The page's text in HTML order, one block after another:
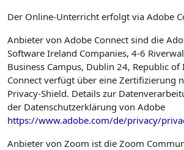
Der Online-Unterricht erfolgt via Adobe
Anbieter von Adobe Connect sind die
Software Ireland Companies, 4-6
Business Campus, Dublin 24, Republic
Connect verfügt über eine Zertifizierung
Privacy-Shield. Details zur
der Datenschutzerklärung von Adobe
https://www.adobe.com/de/privacy/
Anbieter von Zoom ist die Zoom